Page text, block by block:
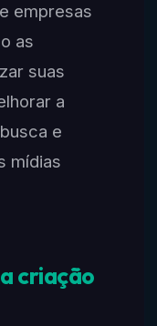
empresas
as
suas
a
e
mídias
criação